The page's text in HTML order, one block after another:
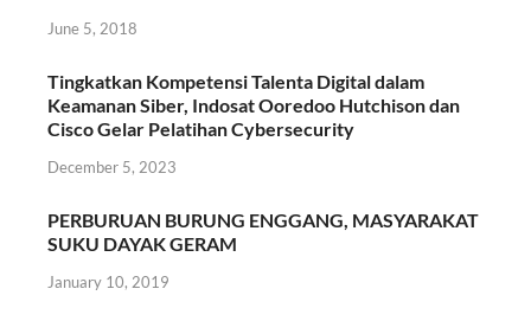
June 5, 2018
Tingkatkan Kompetensi Talenta Digital dalam
Keamanan Siber, Indosat Ooredoo Hutchison dan
Cisco Gelar Pelatihan Cybersecurity
December 5, 2023
PERBURUAN BURUNG ENGGANG, MASYARAKAT
SUKU DAYAK GERAM
January 10, 2019